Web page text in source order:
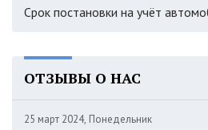
Срок постановки на учёт
ОТЗЫВЫ О НАС
25 март 2024, Понедельник